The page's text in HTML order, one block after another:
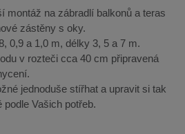
montáž na zábradlí balkonů a teras
zástěny s oky.
0,9 a 1,0 m, délky 3, 5 a 7 m.
v rozteči cca 40 cm připravená
jednoduše stířhat a upravit si tak
podle Vašich potřeb.